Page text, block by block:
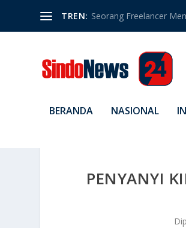
TREN: Seorang Freelancer
BERANDA NASIONAL
PENYANYI